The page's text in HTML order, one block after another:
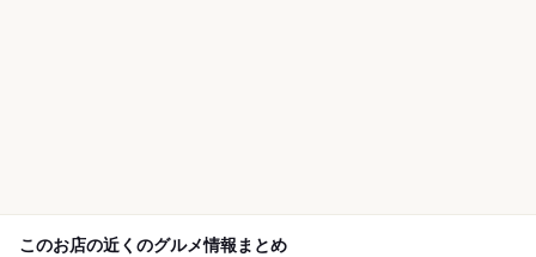
このお店の近くのグルメ情報まとめ